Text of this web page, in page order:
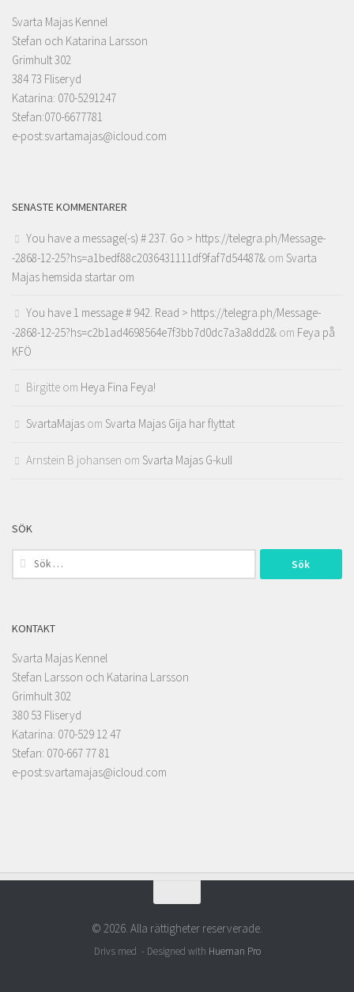
Svarta Majas Kennel
Stefan och Katarina Larsson
Grimhult 302
384 73 Fliseryd
Katarina: 070-5291247
Stefan:070-6677781
e-post:svartamajas@icloud.com
SENASTE KOMMENTARER
You have a message(-s) # 237. Go > https://telegra.ph/Message-
-2868-12-25?hs=a1bedf88c2036431111df9faf7d54487& om Svarta
Majas hemsida startar om
You have 1 message # 942. Read > https://telegra.ph/Message-
-2868-12-25?hs=c2b1ad4698564e7f3bb7d0dc7a3a8dd2& om Feya på
KFÖ
Birgitte om Heya Fina Feya!
SvartaMajas om Svarta Majas Gija har flyttat
Arnstein B johansen om Svarta Majas G-kull
SÖK
Sök
efter:
KONTAKT
Svarta Majas Kennel
Stefan Larsson och Katarina Larsson
Grimhult 302
380 53 Fliseryd
Katarina: 070-529 12 47
Stefan: 070-667 77 81
e-post:svartamajas@icloud.com
© 2026. Alla rättigheter reserverade.
Drivs med - Designed with Hueman Pro